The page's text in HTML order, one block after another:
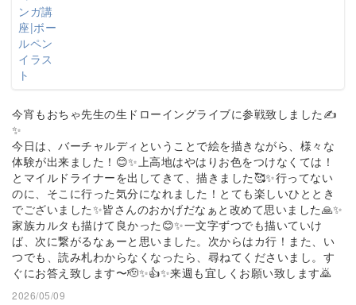
今宵もおちゃ先生の生ドローイングライブに参戦致しました✍️
✨
今日は、バーチャルディということで絵を描きながら、様々な
体験が出来ました！😊✨上高地はやはりお色をつけなくては！
とマイルドライナーを出してきて、描きました🥰✨行ってない
のに、そこに行った気分になれました！とても楽しいひととき
でございました✨皆さんのおかげだなぁと改めて思いました🙏✨
家族カルタも描けて良かった😊✨一文字ずつでも描いていけ
ば、次に繋がるなぁーと思いました。次からはカ行！また、い
つでも、読み札わからなくなったら、尋ねてくださいまし。す
ぐにお答え致します〜🫡✨👍✨来週も宜しくお願い致します🙇
2026/05/09